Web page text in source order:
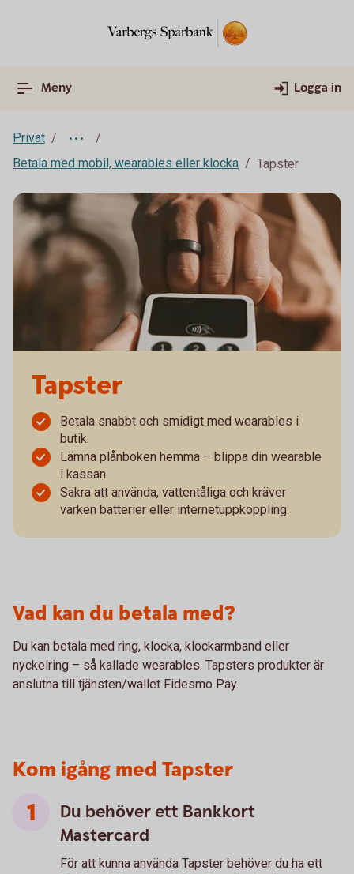
Meny Logga in
Privat
Betala med mobil, wearables eller klocka
Tapster
Tapster
Betala snabbt och smidigt med wearables i
butik.
Lämna plånboken hemma – blippa din wearable
i kassan.
Säkra att använda, vattentåliga och kräver
varken batterier eller internetuppkoppling.
Vad kan du betala med?
Du kan betala med ring, klocka, klockarmband eller
nyckelring – så kallade wearables. Tapsters produkter är
anslutna till tjänsten/wallet Fidesmo Pay.
Kom igång med Tapster
Du behöver ett Bankkort
Mastercard
För att kunna använda Tapster behöver du ha ett